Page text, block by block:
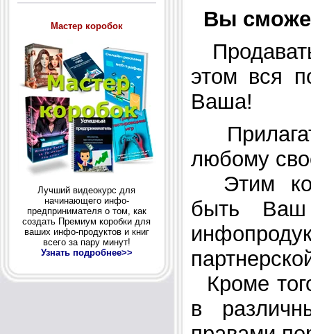
Мастер коробок
Лучший видеокурс для
начинающего инфо-
предпринимателя о том, как
создать Премиум коробки для
ваших инфо-продуктов и книг
всего за пару минут!
Узнать подробнее>>
Вы
этом вся
Ваша!
любому
Этим
быть Ваш
Кроме
в